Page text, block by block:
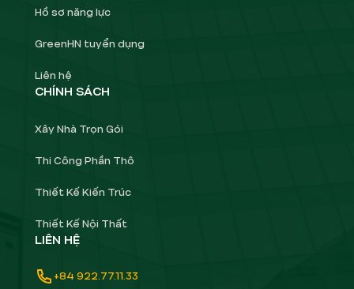
Hồ sơ năng lực
GreenHN tuyển dụng
Liên hệ
CHÍNH SÁCH
Xây Nhà Trọn Gói
Thi Công Phần Thô
Thiết Kế Kiến Trúc
Thiết Kế Nội Thất
LIÊN HỆ
+84 922.77.11.33